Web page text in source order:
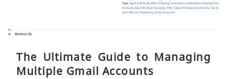
The Ultimate Guide to Managing
Multiple Gmail Accounts